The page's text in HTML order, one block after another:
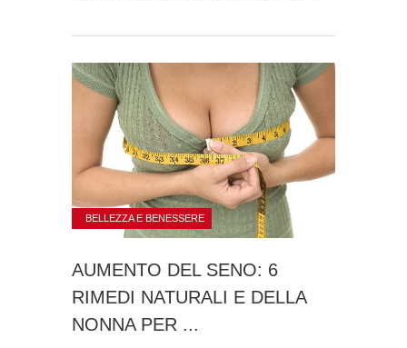
BELLEZZA E BENESSERE
AUMENTO DEL SENO: 6
RIMEDI NATURALI E DELLA
NONNA PER ...